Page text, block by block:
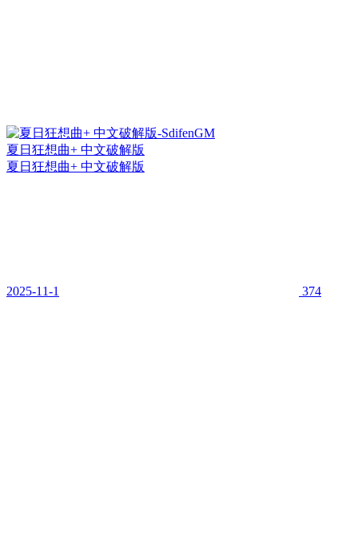
夏日狂想曲+ 中文破解版
夏日狂想曲+ 中文破解版
2025-11-1 374